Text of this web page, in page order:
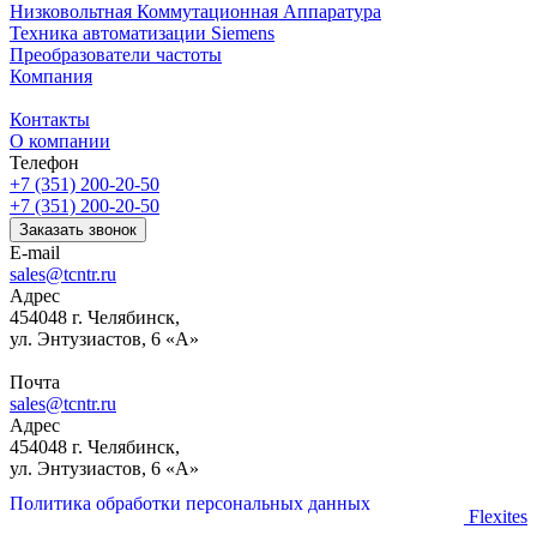
Низковольтная Коммутационная Аппаратура
Техника автоматизации Siemens
Преобразователи частоты
Компания
Контакты
О компании
Телефон
+7 (351) 200-20-50
+7 (351) 200-20-50
Заказать звонок
E-mail
sales@tcntr.ru
Адрес
454048 г. Челябинск,
ул. Энтузиастов, 6 «А»
Почта
sales@tcntr.ru
Адрес
454048 г. Челябинск,
ул. Энтузиастов, 6 «А»
Политика обработки персональных данных
Flexites